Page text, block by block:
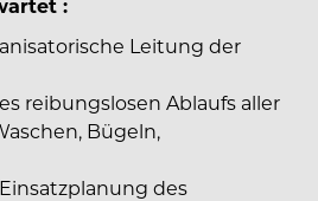
:
Leitung der
reibungslosen Ablaufs aller
Bügeln,
des